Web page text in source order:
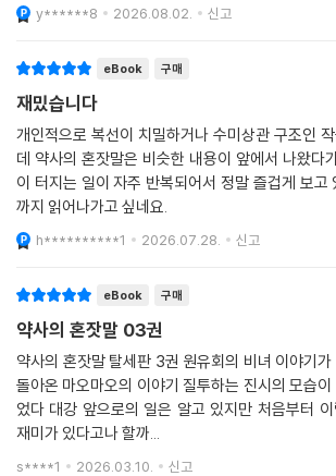
y******8 2026.08.02. 신고
eBook 구매
재밌습니다
개인적으로 복선이 치밀하거나 수미상관 구조인
데 약사의 혼잣말은 비슷한 내용이 앞에서 나왔다
이 터지는 일이 자주 반복되어서 정말 즐겁게 보고
까지 읽어나가고 싶네요.
h**********1 2026.07.28. 신고
eBook 구매
약사의 혼잣말 03권
약사의 혼잣말 탈세판 3권 원유회의 비녀 이야기가 이어져서 잠시 집으로
돌아온 마오마오의 이야기 질투하는 진시의 모습이 인상적인 그런 내용이
었다 대강 앞으로의 일은 알고 있지만 처음부터 이렇게 되짚어가며 보는
재미가 있다고나 할까...
s****1 2026.03.10. 신고